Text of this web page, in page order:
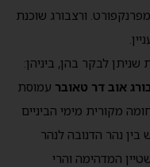
ורצבורג שוכנת
עיירות מרכזיות שניתן לבקר בהן, ביניהן:
אוב דר טאובר עמוסת
מקורית מימי הביניים
נהר הדנובה לנהר
המדהימה והרי